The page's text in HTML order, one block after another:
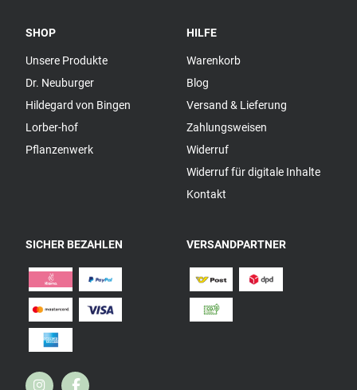
SHOP
Unsere Produkte
Dr. Neuburger
Hildegard von Bingen
Lorber-hof
Pflanzenwerk
HILFE
Warenkorb
Blog
Versand & Lieferung
Zahlungsweisen
Widerruf
Widerruf für digitale Inhalte
Kontakt
SICHER BEZAHLEN VERSANDPARTNER